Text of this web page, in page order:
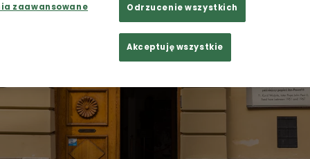
zaawansowane Odrzucenie wszystkich
Akceptuję wszystkie